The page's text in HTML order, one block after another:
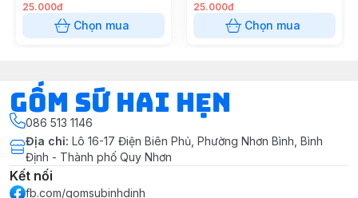
25.000đ
Chọn mua
25.000đ
Chọn mua
Gốm Sứ Hai Hẹn
086 513 1146
Địa chỉ: Lô 16-17 Điện Biên Phủ, Phường Nhơn Bình, Bình
Định - Thành phố Quy Nhơn
Kết nối
fb.com/gomsubinhdinh